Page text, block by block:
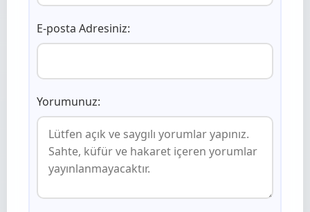
E-posta Adresiniz:
Yorumunuz: